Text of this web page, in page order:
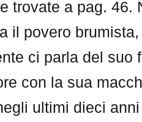
trovate a pag. 46.
il povero
ci parla del suo
con la sua
ultimi dieci